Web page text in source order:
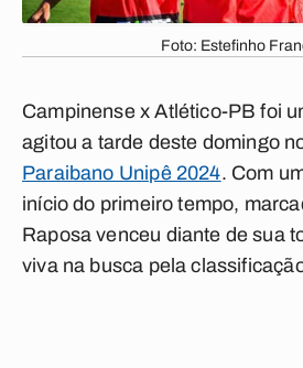
Foto: Estefinho
Campinense x Atlético-PB foi
agitou a tarde deste domingo
Paraibano Unipê 2024. Com
início do primeiro tempo,
Raposa venceu diante de sua
viva na busca pela